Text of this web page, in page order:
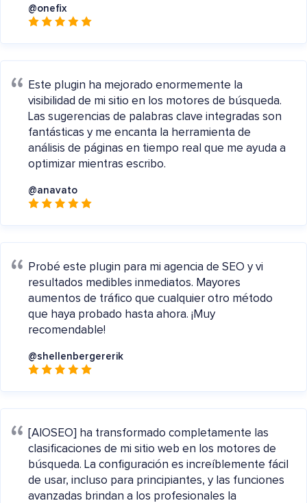
@onefix
Este plugin ha mejorado enormemente la
visibilidad de mi sitio en los motores de búsqueda.
Las sugerencias de palabras clave integradas son
fantásticas y me encanta la herramienta de
análisis de páginas en tiempo real que me ayuda a
optimizar mientras escribo.
@anavato
Probé este plugin para mi agencia de SEO y vi
resultados medibles inmediatos. Mayores
aumentos de tráfico que cualquier otro método
que haya probado hasta ahora. ¡Muy
recomendable!
@shellenbergererik
[AIOSEO] ha transformado completamente las
clasificaciones de mi sitio web en los motores de
búsqueda. La configuración es increíblemente fácil
de usar, incluso para principiantes, y las funciones
avanzadas brindan a los profesionales la